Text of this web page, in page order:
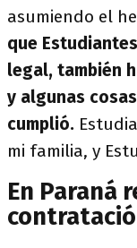
asumiendo el
que
legal, también
y algunas
cumplió.
mi familia, y
En Paraná